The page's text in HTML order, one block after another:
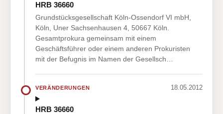
HRB 36660
Grundstücksgesellschaft Köln-Ossendorf VI mbH,
Köln, Uner Sachsenhausen 4, 50667 Köln.
Gesamtprokura gemeinsam mit einem
Geschäftsführer oder einem anderen Prokuristen
mit der Befugnis im Namen der Gesellsch…
VERÄNDERUNGEN 18.05.2012
HRB 36660